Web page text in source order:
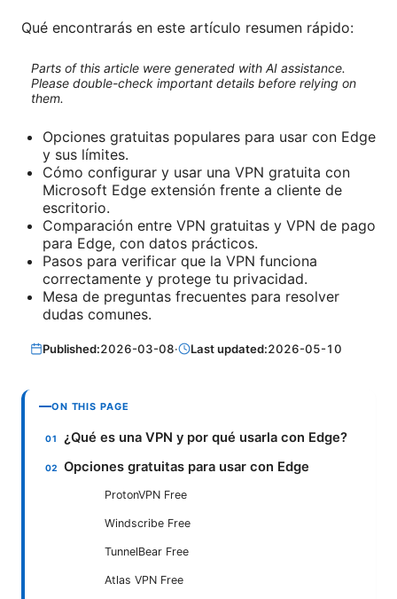
Qué encontrarás en este artículo resumen rápido:
Parts of this article were generated with AI assistance.
Please double-check important details before relying on
them.
Opciones gratuitas populares para usar con Edge
y sus límites.
Cómo configurar y usar una VPN gratuita con
Microsoft Edge extensión frente a cliente de
escritorio.
Comparación entre VPN gratuitas y VPN de pago
para Edge, con datos prácticos.
Pasos para verificar que la VPN funciona
correctamente y protege tu privacidad.
Mesa de preguntas frecuentes para resolver
dudas comunes.
Published:2026-03-08· Last updated:2026-05-10
ON THIS PAGE
¿Qué es una VPN y por qué usarla con Edge?
Opciones gratuitas para usar con Edge
ProtonVPN Free
Windscribe Free
TunnelBear Free
Atlas VPN Free